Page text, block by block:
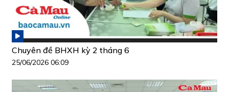
Chuyên đề BHXH kỳ 2 tháng 6
25/06/2026 06:09